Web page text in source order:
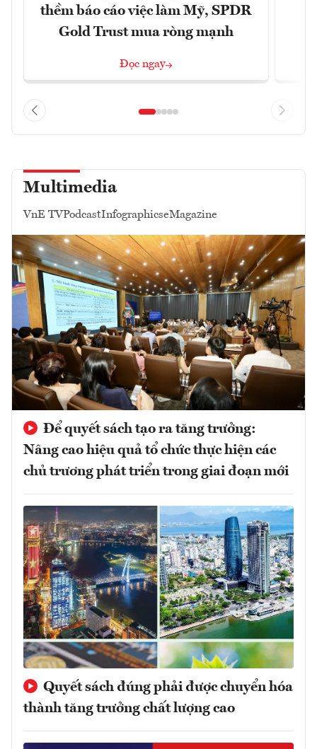
thềm báo cáo việc làm Mỹ, SPDR
Gold Trust mua ròng mạnh
Đọc ngay
Multimedia
VnE TVPodcastInfographicseMagazine
Để quyết sách tạo ra tăng trưởng:
Nâng cao hiệu quả tổ chức thực hiện các
chủ trương phát triển trong giai đoạn mới
Quyết sách đúng phải được chuyển hóa
thành tăng trưởng chất lượng cao